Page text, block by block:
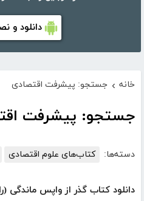
دانلود و
خانه › جستجو: پیشرفت اقتصادی
جستجو: پیشرفت
دسته‌ها: کتاب‌های علوم اقتصادی
دانلود کتاب گذر از واپس ماندگی